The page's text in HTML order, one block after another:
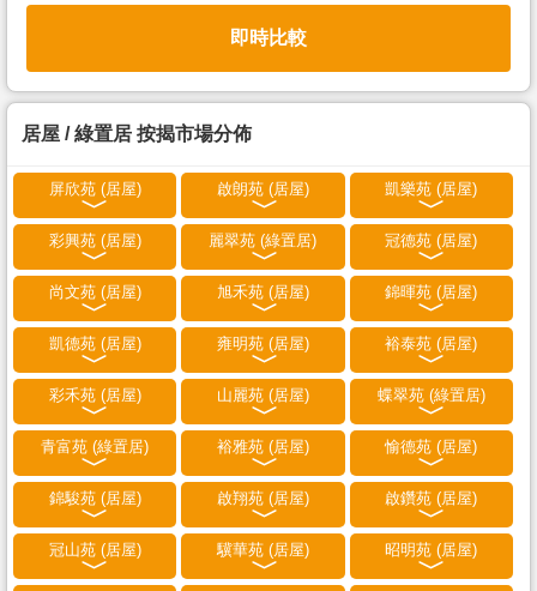
即時比較
居屋 / 綠置居 按揭市場分佈
屏欣苑 (居屋) 啟朗苑 (居屋) 凱樂苑 (居屋)
彩興苑 (居屋) 麗翠苑 (綠置居) 冠德苑 (居屋)
尚文苑 (居屋) 旭禾苑 (居屋) 錦暉苑 (居屋)
凱德苑 (居屋) 雍明苑 (居屋) 裕泰苑 (居屋)
彩禾苑 (居屋) 山麗苑 (居屋) 蝶翠苑 (綠置居)
青富苑 (綠置居) 裕雅苑 (居屋) 愉德苑 (居屋)
錦駿苑 (居屋) 啟翔苑 (居屋) 啟鑽苑 (居屋)
冠山苑 (居屋) 驥華苑 (居屋) 昭明苑 (居屋)